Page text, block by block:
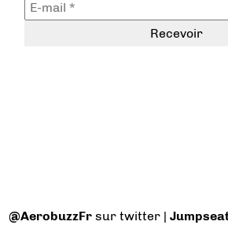
@AerobuzzFr sur twitter |